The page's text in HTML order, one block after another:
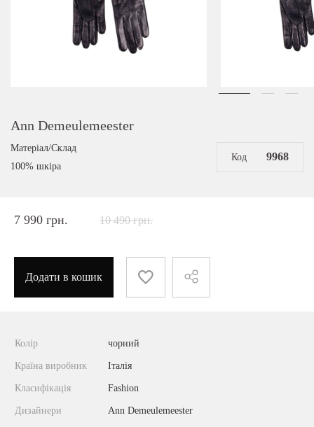
Ann Demeulemeester
Матеріал/Склад
100% шкіра
Код 9968
7 990 грн. 10 490 грн.
Додати в кошик
Колір чорний
Країна виробник Італія
Класифікація Fashion
Дизайнери Ann Demeulemeester